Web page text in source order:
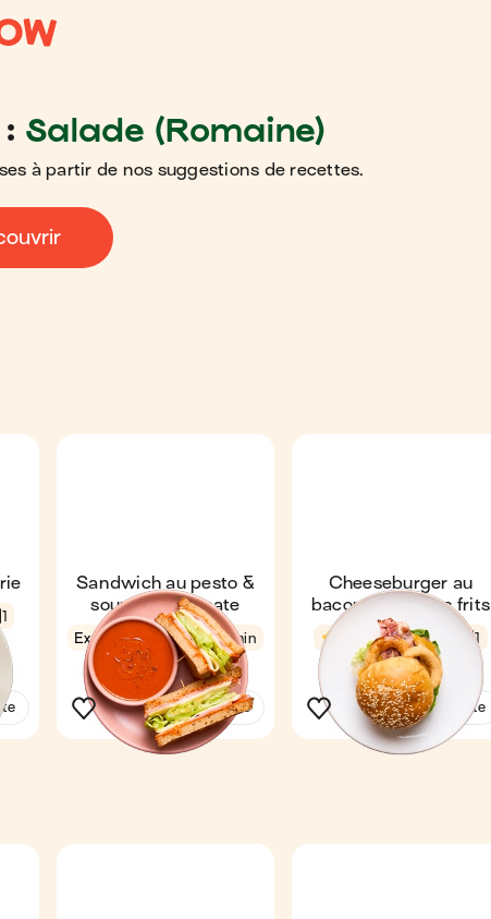
Salade (Romaine)
à partir de nos suggestions de recettes.
1
Sandwich au pesto &
soupe à la tomate
Express 4,5
8 min
1
Voir la recette
Cheeseburger au
bacon & oignons frits
25 min 1
Voir la recette